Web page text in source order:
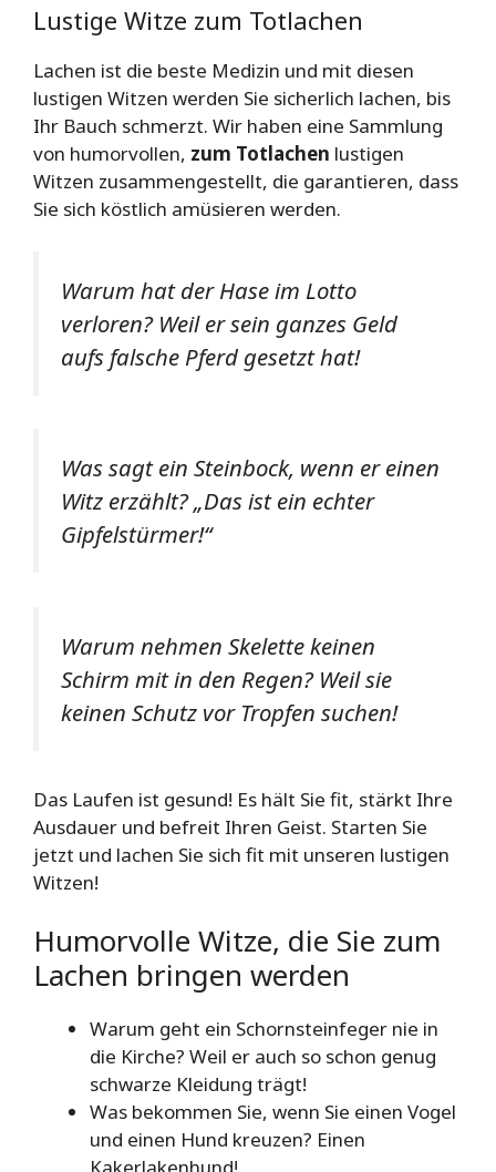
Lustige Witze zum Totlachen
Lachen ist die beste Medizin und mit diesen
lustigen Witzen werden Sie sicherlich lachen, bis
Ihr Bauch schmerzt. Wir haben eine Sammlung
von humorvollen, zum Totlachen lustigen
Witzen zusammengestellt, die garantieren, dass
Sie sich köstlich amüsieren werden.
Warum hat der Hase im Lotto
verloren? Weil er sein ganzes Geld
aufs falsche Pferd gesetzt hat!
Was sagt ein Steinbock, wenn er einen
Witz erzählt? „Das ist ein echter
Gipfelstürmer!“
Warum nehmen Skelette keinen
Schirm mit in den Regen? Weil sie
keinen Schutz vor Tropfen suchen!
Das Laufen ist gesund! Es hält Sie fit, stärkt Ihre
Ausdauer und befreit Ihren Geist. Starten Sie
jetzt und lachen Sie sich fit mit unseren lustigen
Witzen!
Humorvolle Witze, die Sie zum
Lachen bringen werden
Warum geht ein Schornsteinfeger nie in
die Kirche? Weil er auch so schon genug
schwarze Kleidung trägt!
Was bekommen Sie, wenn Sie einen Vogel
und einen Hund kreuzen? Einen